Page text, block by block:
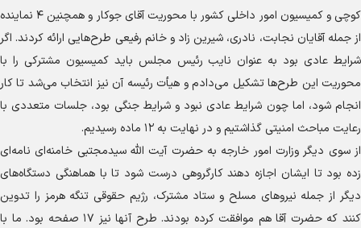
کوچی و کمیسیون امور داخلی کشور با محوریت آقای جوکار و همچنین ۴ نماینده
از جمله آقایان نجابت، نادری، شیرین زاد و خانم رفیعی طرح‌هایی ارائه کردند. اگر
شرایط عادی بود به عنوان نایب رئیس مجلس باید کمیسیون مشترکی را با
محوریت این طرح‌ها تشکیل می‌دادم و هیأت رئیسه آن نیز انتخاب می‌شد تا کار
انجام شود، اما چون شرایط عادی نبود و شرایط جنگی بود، جلسات متعددی با
رعایت مباحث امنیتی گذاشتیم و در نهایت به ۱۲ ماده رسیدیم.
از سوی دیگر وزارت امور خارجه به حضرت آیت الله سیدمجتبی خامنه‌ای نامه‌ای
زده بود تا ایشان اجازه دهند کارگروهی درست شود تا با هماهنگی دستگاه‌های
دیگر از جمله نیرو‌های مسلح و ستاد مشترک، رژیم حقوقی تنگه هرمز را تدوین
کنند که حضرت آقا هم موافقت کرده بودند. طرح آنها نیز ۱۷ صفحه بود. ما با